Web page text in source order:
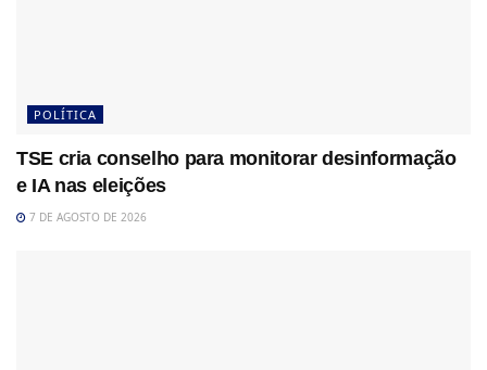
POLÍTICA
TSE cria conselho para monitorar desinformação
e IA nas eleições
7 DE AGOSTO DE 2026